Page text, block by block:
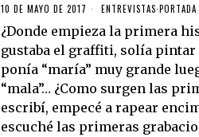
10 DE MAYO DE 2017 ENTREVISTAS·
¿Donde empieza la primera
gustaba el graffiti, solía
ponía “maría” muy grande
“mala”… ¿Como surgen las
escribí, empecé a rapear
escuché las primeras